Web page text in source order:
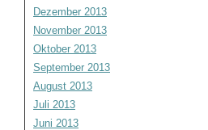
Dezember 2013
November 2013
Oktober 2013
September 2013
August 2013
Juli 2013
Juni 2013